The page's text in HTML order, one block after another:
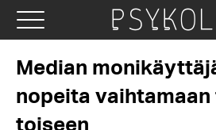
Median
nopeita
toiseen